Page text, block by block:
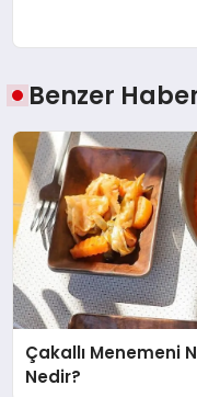
Benzer
Çakallı Menemeni
Nedir?